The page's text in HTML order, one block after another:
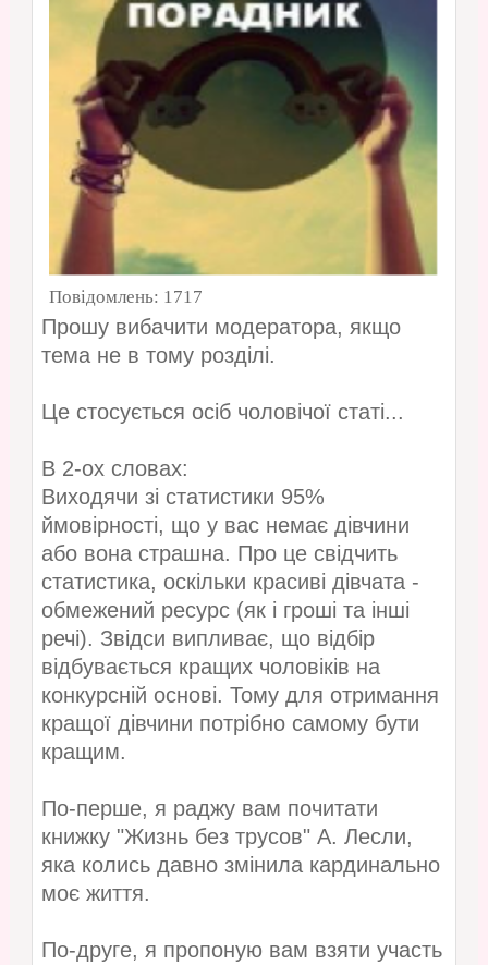
Повідомлень: 1717
Прошу вибачити модератора, якщо
тема не в тому розділі.
Це стосується осіб чоловічої статі...
В 2-ох словах:
Виходячи зі статистики 95%
ймовірності, що у вас немає дівчини
або вона страшна. Про це свідчить
статистика, оскільки красиві дівчата -
обмежений ресурс (як і гроші та інші
речі). Звідси випливає, що відбір
відбувається кращих чоловіків на
конкурсній основі. Тому для отримання
кращої дівчини потрібно самому бути
кращим.
По-перше, я раджу вам почитати
книжку "Жизнь без трусов" А. Лесли,
яка колись давно змінила кардинально
моє життя.
По-друге, я пропоную вам взяти участь